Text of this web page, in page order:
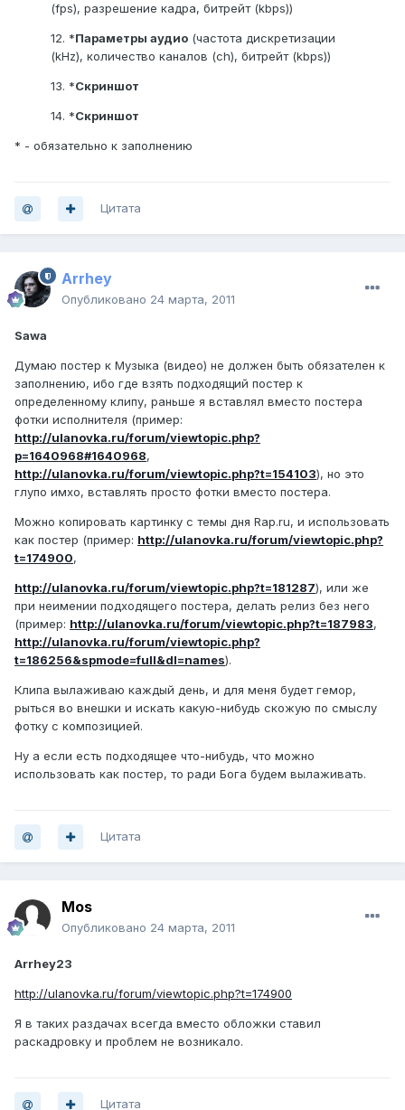
(fps), разрешение кадра, битрейт (kbps))
12. *Параметры аудио (частота дискретизации
(kHz), количество каналов (ch), битрейт (kbps))
13. *Скриншот
14. *Скриншот
* - обязательно к заполнению
Цитата
Arrhey
Опубликовано 24 марта, 2011
Sawa
Думаю постер к Музыка (видео) не должен быть обязателен к
заполнению, ибо где взять подходящий постер к
определенному клипу, раньше я вставлял вместо постера
фотки исполнителя (пример:
http://ulanovka.ru/forum/viewtopic.php?
p=1640968#1640968,
http://ulanovka.ru/forum/viewtopic.php?t=154103), но это
глупо имхо, вставлять просто фотки вместо постера.
Можно копировать картинку с темы дня Rap.ru, и использовать
как постер (пример: http://ulanovka.ru/forum/viewtopic.php?
t=174900,
http://ulanovka.ru/forum/viewtopic.php?t=181287), или же
при неимении подходящего постера, делать релиз без него
(пример: http://ulanovka.ru/forum/viewtopic.php?t=187983,
http://ulanovka.ru/forum/viewtopic.php?
t=186256&spmode=full&dl=names).
Клипа вылаживаю каждый день, и для меня будет гемор,
рыться во внешки и искать какую-нибудь скожую по смыслу
фотку с композицией.
Ну а если есть подходящее что-нибудь, что можно
использовать как постер, то ради Бога будем вылаживать.
Цитата
Mos
Опубликовано 24 марта, 2011
Arrhey23
http://ulanovka.ru/forum/viewtopic.php?t=174900
Я в таких раздачах всегда вместо обложки ставил
раскадровку и проблем не возникало.
Цитата